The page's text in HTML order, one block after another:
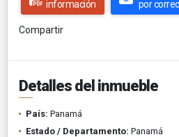
información
por
Compartir
Detalles del inmueble
País: Panamá
Estado / Departamento: Panamá